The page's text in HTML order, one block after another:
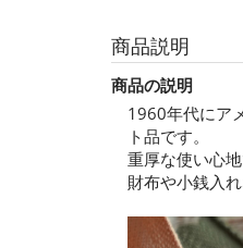
商品説明
商品の説明
1960年代にア
ト品です。
重厚な使い心
財布や小銭入